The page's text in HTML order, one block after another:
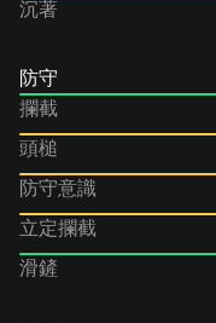
沉著
防守
攔截
頭槌
防守意識
立定攔截
滑鏟